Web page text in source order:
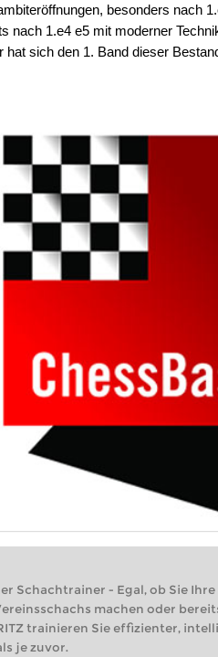
besonders nach
nach 1.e4 e5 mit moderner
sich den 1. Band dieser
Schachtrainer - Egal, ob Sie
machen oder
trainieren Sie effizienter,
je zuvor.